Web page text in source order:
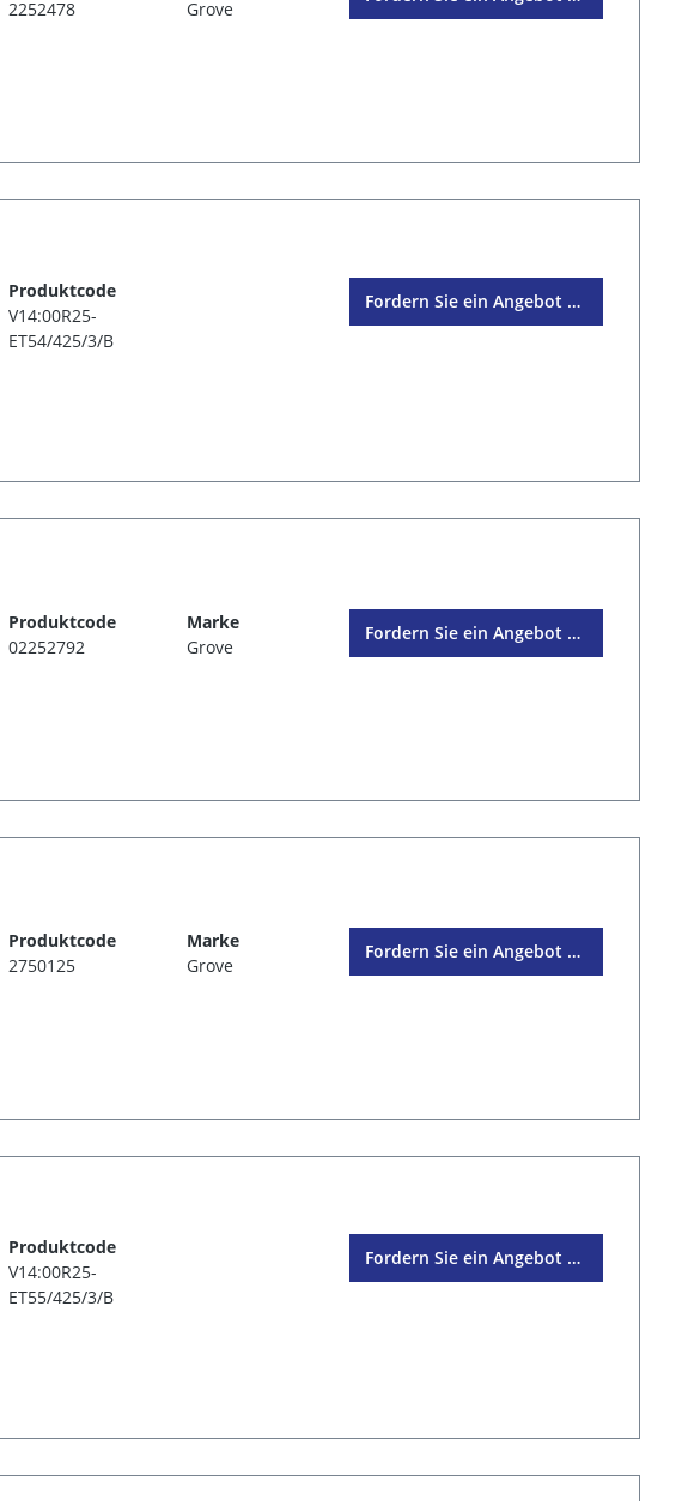
2252478
Grove
Produktcode
V14:00R25-
ET54/425/3/B
Fordern Sie ein Angebot an
Produktcode
02252792
Marke
Grove
Fordern Sie ein Angebot an
Produktcode
2750125
Marke
Grove
Fordern Sie ein Angebot an
Produktcode
V14:00R25-
ET55/425/3/B
Fordern Sie ein Angebot an